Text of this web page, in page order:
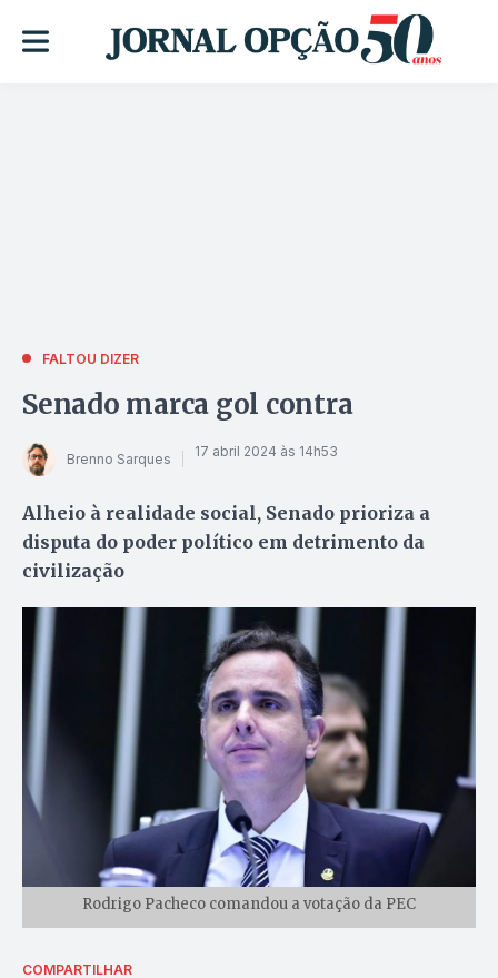
FALTOU DIZER
Senado marca gol contra
Brenno Sarques 17 abril 2024 às 14h53
Alheio à realidade social, Senado prioriza a
disputa do poder político em detrimento da
civilização
Rodrigo Pacheco comandou a votação da PEC
COMPARTILHAR